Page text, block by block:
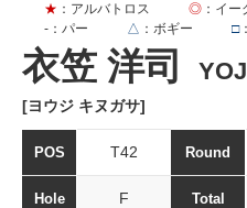
衣笠 洋司
[ヨウジ キヌガサ]
★ ：アルバトロス ◎ ：イー
- ：パー △ ：ボギー □
POS T42 Round
Hole F Total